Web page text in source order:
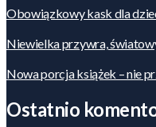
Obowiązkowy kask dla
Niewielka przywra,
Nowa porcja książek – nie
Ostatnio